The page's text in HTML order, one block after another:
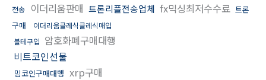
전송
이더리움판매 트론리플전송업체 fx믹싱최저수수료 트론
구매
이더리움클레식클레식매입
블테구입 암호화폐구매대행
비트코인선물
밈코인구매대행 xrp구매